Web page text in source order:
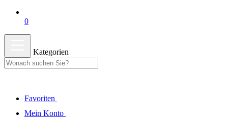
0
Kategorien
Favoriten
Mein Konto